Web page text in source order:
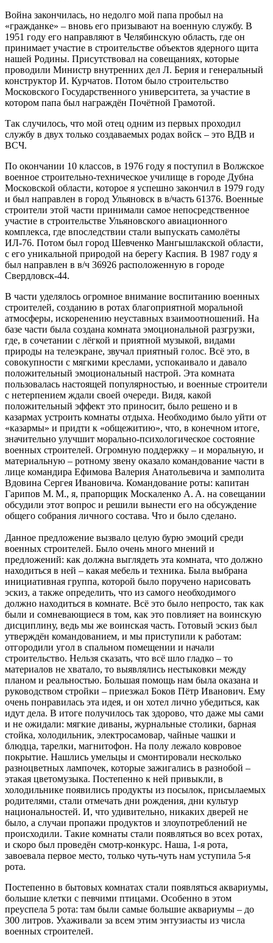
Война закончилась, но недолго мой папа пробыл на
«гражданке» – вновь его призывают на военную службу. В
1951 году его направляют в Челябинскую область, где он
принимает участие в строительстве объектов ядерного щита
нашей Родины. Присутствовал на совещаниях, которые
проводили Министр внутренних дел Л. Берия и генеральный
конструктор И. Курчатов. Потом было строительство
Московского Государственного университета, за участие в
котором папа был награждён Почётной Грамотой.
Так случилось, что мой отец одним из первых проходил
службу в двух только создаваемых родах войск – это ВДВ и
ВСЧ.
По окончании 10 классов, в 1976 году я поступил в Волжское
военное строительно-техническое училище в городе Дубна
Московской области, которое я успешно закончил в 1979 году
и был направлен в город Ульяновск в в/часть 61376. Военные
строители этой части принимали самое непосредственное
участие в строительстве Ульяновского авиационного
комплекса, где впоследствии стали выпускать самолёты
ИЛ-76. Потом был город Шевченко Мангышлакской области,
с его уникальной природой на берегу Каспия. В 1987 году я
был направлен в в/ч 36926 расположенную в городе
Свердловск-44.
В части уделялось огромное внимание воспитанию военных
строителей, созданию в ротах благоприятной моральной
атмосферы, искоренению неуставных взаимоотношений. На
базе части была создана комната эмоциональной разгрузки,
где, в сочетании с лёгкой и приятной музыкой, видами
природы на телеэкране, звучал приятный голос. Всё это, в
совокупности с мягкими креслами, успокаивало и давало
положительный эмоциональный настрой. Эта комната
пользовалась настоящей популярностью, и военные строители
с нетерпением ждали своей очереди. Видя, какой
положительный эффект это приносит, было решено и в
казармах устроить комнаты отдыха. Необходимо было уйти от
«казармы» и придти к «общежитию», что, в конечном итоге,
значительно улучшит морально-психологическое состояние
военных строителей. Огромную поддержку – и моральную, и
материальную – ротному звену оказало командование части в
лице командира Ефимова Валерия Анатольевича и замполита
Вдовина Сергея Ивановича. Командование роты: капитан
Гарипов М. М., я, прапорщик Москаленко А. А. на совещании
обсудили этот вопрос и решили вынести его на обсуждение
общего собрания личного состава. Что и было сделано.
Данное предложение вызвало целую бурю эмоций среди
военных строителей. Было очень много мнений и
предложений: как должна выглядеть эта комната, что должно
находиться в ней – какая мебель и техника. Была выбрана
инициативная группа, которой было поручено нарисовать
эскиз, а также определить, что из самого необходимого
должно находиться в комнате. Всё это было непросто, так как
были и сомневающиеся в том, как это повлияет на воинскую
дисциплину, ведь мы же воинская часть. Готовый эскиз был
утверждён командованием, и мы приступили к работам:
отгородили угол в спальном помещении и начали
строительство. Нельзя сказать, что всё шло гладко – то
материалов не хватало, то выявлялись нестыковки между
планом и реальностью. Большая помощь нам была оказана и
руководством стройки – приезжал Боков Пётр Иванович. Ему
очень понравилась эта идея, и он хотел лично убедиться, как
идут дела. В итоге получилось так здорово, что даже мы сами
и не ожидали: мягкие диваны, журнальные столики, барная
стойка, холодильник, электросамовар, чайные чашки и
блюдца, тарелки, магнитофон. На полу лежало ковровое
покрытие. Нашлись умельцы и смонтировали несколько
разноцветных лампочек, которые зажигались в разнобой –
этакая цветомузыка. Постепенно к ней привыкли, в
холодильнике появились продукты из посылок, присылаемых
родителями, стали отмечать дни рождения, дни культур
национальностей. И, что удивительно, никаких дверей не
было, а случаи пропажи продуктов и злоупотреблений не
происходили. Такие комнаты стали появляться во всех ротах,
и скоро был проведён смотр-конкурс. Наша, 1‑я рота,
завоевала первое место, только чуть‑чуть нам уступила 5‑я
рота.
Постепенно в бытовых комнатах стали появляться аквариумы,
большие клетки с певчими птицами. Особенно в этом
преуспела 5 рота: там были самые большие аквариумы – до
300 литров. Ухаживали за всем этим энтузиасты из числа
военных строителей.